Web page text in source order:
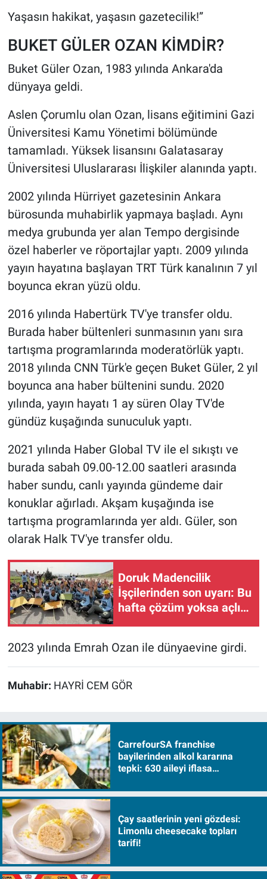
Yaşasın hakikat, yaşasın gazetecilik!”
BUKET GÜLER OZAN KİMDİR?
Buket Güler Ozan, 1983 yılında Ankara'da
dünyaya geldi.
Aslen Çorumlu olan Ozan, lisans eğitimini Gazi
Üniversitesi Kamu Yönetimi bölümünde
tamamladı. Yüksek lisansını Galatasaray
Üniversitesi Uluslararası İlişkiler alanında yaptı.
2002 yılında Hürriyet gazetesinin Ankara
bürosunda muhabirlik yapmaya başladı. Aynı
medya grubunda yer alan Tempo dergisinde
özel haberler ve röportajlar yaptı. 2009 yılında
yayın hayatına başlayan TRT Türk kanalının 7 yıl
boyunca ekran yüzü oldu.
2016 yılında Habertürk TV'ye transfer oldu.
Burada haber bültenleri sunmasının yanı sıra
tartışma programlarında moderatörlük yaptı.
2018 yılında CNN Türk'e geçen Buket Güler, 2 yıl
boyunca ana haber bültenini sundu. 2020
yılında, yayın hayatı 1 ay süren Olay TV'de
gündüz kuşağında sunuculuk yaptı.
2021 yılında Haber Global TV ile el sıkıştı ve
burada sabah 09.00-12.00 saatleri arasında
haber sundu, canlı yayında gündeme dair
konuklar ağırladı. Akşam kuşağında ise
tartışma programlarında yer aldı. Güler, son
olarak Halk TV'ye transfer oldu.
Doruk Madencilik
İşçilerinden son uyarı: Bu
hafta çözüm yoksa açlık
2023 yılında Emrah Ozan ile dünyaevine girdi.
Muhabir: HAYRİ CEM GÖR
CarrefourSA franchise
bayilerinden alkol kararına
tepki: 630 aileyi iflasa
Çay saatlerinin yeni gözdesi:
Limonlu cheesecake topları
tarifi!